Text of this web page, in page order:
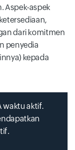
Aspek-aspek
dari komitmen
penyedia
kepada
waktu aktif.